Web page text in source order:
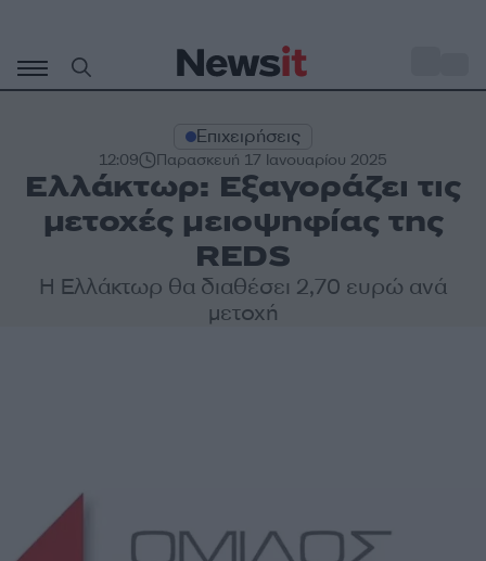
περιεχόμενο
Επιχειρήσεις
12:09 Παρασκευή 17 Ιανουαρίου 2025
Ελλάκτωρ: Εξαγοράζει τις
μετοχές μειοψηφίας της
REDS
Η Ελλάκτωρ θα διαθέσει 2,70 ευρώ ανά
μετοχή